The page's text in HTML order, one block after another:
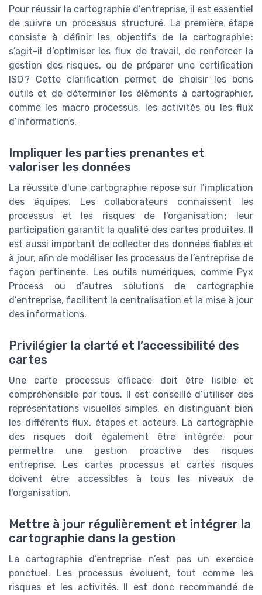
Pour réussir la cartographie d’entreprise, il est essentiel
de suivre un processus structuré. La première étape
consiste à définir les objectifs de la cartographie :
s’agit-il d’optimiser les flux de travail, de renforcer la
gestion des risques, ou de préparer une certification
ISO ? Cette clarification permet de choisir les bons
outils et de déterminer les éléments à cartographier,
comme les macro processus, les activités ou les flux
d’informations.
Impliquer les parties prenantes et
valoriser les données
La réussite d’une cartographie repose sur l’implication
des équipes. Les collaborateurs connaissent les
processus et les risques de l’organisation ; leur
participation garantit la qualité des cartes produites. Il
est aussi important de collecter des données fiables et
à jour, afin de modéliser les processus de l’entreprise de
façon pertinente. Les outils numériques, comme Pyx
Process ou d’autres solutions de cartographie
d’entreprise, facilitent la centralisation et la mise à jour
des informations.
Privilégier la clarté et l’accessibilité des
cartes
Une carte processus efficace doit être lisible et
compréhensible par tous. Il est conseillé d’utiliser des
représentations visuelles simples, en distinguant bien
les différents flux, étapes et acteurs. La cartographie
des risques doit également être intégrée, pour
permettre une gestion proactive des risques
entreprise. Les cartes processus et cartes risques
doivent être accessibles à tous les niveaux de
l’organisation.
Mettre à jour régulièrement et intégrer la
cartographie dans la gestion
La cartographie d’entreprise n’est pas un exercice
ponctuel. Les processus évoluent, tout comme les
risques et les activités. Il est donc recommandé de